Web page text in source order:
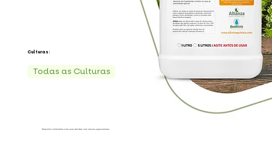
Culturas:
Todas as Culturas
Preencha o formulário e tire suas dúvidas com nossos especialistas: